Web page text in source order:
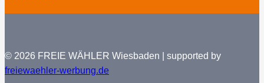
© 2026 FREIE WÄHLER Wiesbaden | supported by
freiewaehler-werbung.de